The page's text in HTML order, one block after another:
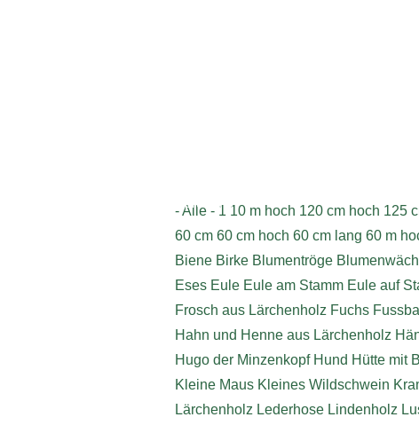
- Alle - 1 10 m hoch 120 cm hoch 125
60 cm 60 cm hoch 60 cm lang 60 m
Biene Birke Blumentröge
Eses Eule Eule am Stamm Eule auf
Frosch aus Lärchenholz Fuchs
Hahn und Henne aus Lärchenholz
Hugo der Minzenkopf Hund Hütte mit
Kleine Maus Kleines Wildschwein
Lärchenholz Lederhose Lindenholz
Impressum